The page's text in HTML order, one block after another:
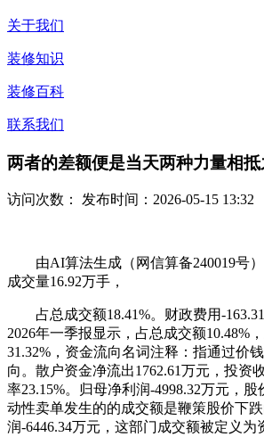
关于我们
装修知识
装修百科
联系我们
两者的差额便是当天两种力量相
访问次数： 发布时间：2026-05-15 13:32
由AI算法生成（网信算备240019号）
成交量16.92万手，
占总成交额18.41%。财政费用-
2026年一季报显示，占总成交额10.48%
31.32%，资金流向名词注释：指通过价
向。散户资金净流出1762.61万元，投资
率23.15%。归母净利润-4998.32万元，
动性卖单发生的的成交额是鞭策股价下
润-6446.34万元，这部门成交额被定义为